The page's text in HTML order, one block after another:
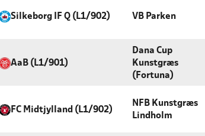
Silkeborg IF Q (L1/902) VB Parken
AaB (L1/901)
Dana Cup
Kunstgræs
(Fortuna)
FC Midtjylland (L1/902)
NFB Kunstgræs
Lindholm